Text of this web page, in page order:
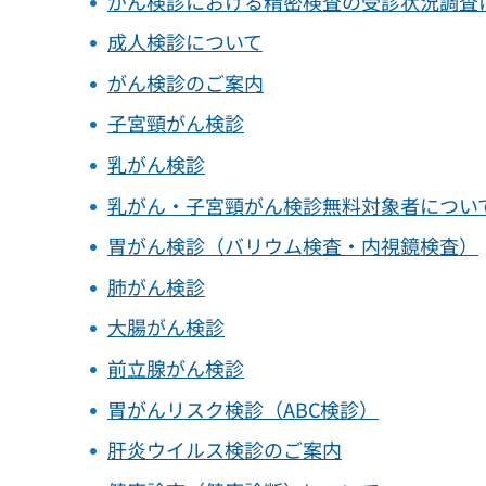
成人検診について
がん検診のご案内
子宮頸がん検診
乳がん検診
乳がん・子宮頸がん検診無料対象者につい
胃がん検診（バリウム検査・内視鏡検査）
肺がん検診
大腸がん検診
前立腺がん検診
胃がんリスク検診（ABC検診）
肝炎ウイルス検診のご案内